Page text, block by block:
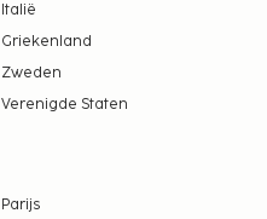
Italië
Griekenland
Zweden
Verenigde Staten
Parijs